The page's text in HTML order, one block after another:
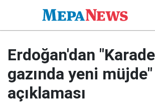
Erdoğan'dan
gazında yeni müjde"
açıklaması